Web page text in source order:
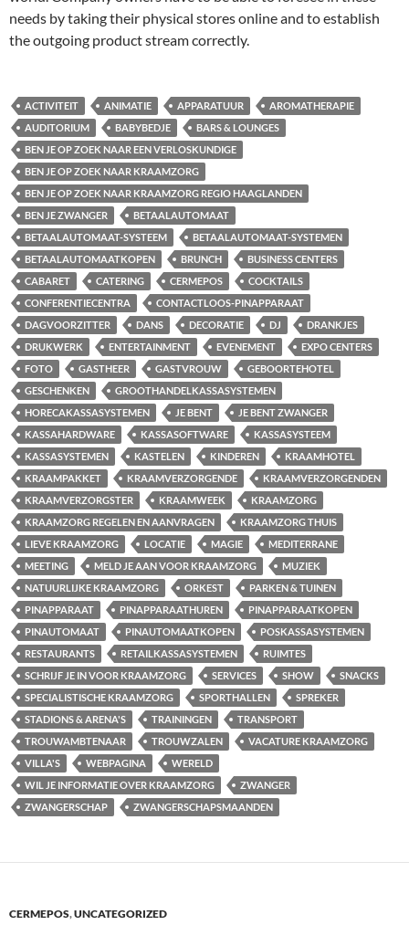
needs by taking their physical stores online and to establish
the outgoing product stream correctly.
ACTIVITEIT ANIMATIE APPARATUUR
AROMATHERAPIE
AUDITORIUM
BABYBEDJE
BARS & LOUNGES
BEN JE OP ZOEK NAAR EEN VERLOSKUNDIGE
BEN JE OP ZOEK NAAR KRAAMZORG
BEN JE OP ZOEK NAAR KRAAMZORG REGIO HAAGLANDEN
BEN JE ZWANGER
BETAALAUTOMAAT
BETAALAUTOMAAT-SYSTEEM
BETAALAUTOMAAT-SYSTEMEN
BETAALAUTOMAATKOPEN
BRUNCH
BUSINESS CENTERS
CABARET
CATERING CERMEPOS
COCKTAILS
CONFERENTIECENTRA
CONTACTLOOS-PINAPPARAAT
DAGVOORZITTER
DANS DECORATIE DJ
DRANKJES
DRUKWERK
ENTERTAINMENT EVENEMENT
EXPO CENTERS
FOTO
GASTHEER GASTVROUW
GEBOORTEHOTEL
GESCHENKEN
GROOTHANDELKASSASYSTEMEN
HORECAKASSASYSTEMEN
JE BENT
JE BENT ZWANGER
KASSAHARDWARE
KASSASOFTWARE
KASSASYSTEEM
KASSASYSTEMEN
KASTELEN KINDEREN
KRAAMHOTEL
KRAAMPAKKET
KRAAMVERZORGENDE
KRAAMVERZORGENDEN
KRAAMVERZORGSTER
KRAAMWEEK
KRAAMZORG
KRAAMZORG REGELEN EN AANVRAGEN
KRAAMZORG THUIS
LIEVE KRAAMZORG
LOCATIE MAGIE
MEDITERRANE
MEETING
MELD JE AAN VOOR KRAAMZORG
MUZIEK
NATUURLIJKE KRAAMZORG
ORKEST
PARKEN & TUINEN
PINAPPARAAT
PINAPPARAATHUREN
PINAPPARAATKOPEN
PINAUTOMAAT
PINAUTOMAATKOPEN
POSKASSASYSTEMEN
RESTAURANTS
RETAILKASSASYSTEMEN
RUIMTES
SCHRIJF JE IN VOOR KRAAMZORG
SERVICES SHOW
SNACKS
SPECIALISTISCHE KRAAMZORG
SPORTHALLEN
SPREKER
STADIONS & ARENA'S
TRAININGEN
TRANSPORT
TROUWAMBTENAAR
TROUWZALEN
VACATURE KRAAMZORG
VILLA'S
WEBPAGINA
WERELD
WIL JE INFORMATIE OVER KRAAMZORG
ZWANGER
ZWANGERSCHAP
ZWANGERSCHAPSMAANDEN
CERMEPOS,UNCATEGORIZED